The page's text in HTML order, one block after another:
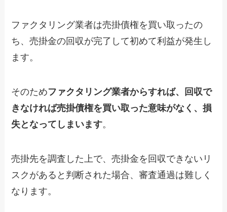
ファクタリング業者は売掛債権を買い取ったの
ち、売掛金の回収が完了して初めて利益が発生し
ます。
そのためファクタリング業者からすれば、回収で
きなければ売掛債権を買い取った意味がなく、損
失となってしまいます。
売掛先を調査した上で、売掛金を回収できないリ
スクがあると判断された場合、審査通過は難しく
なります。